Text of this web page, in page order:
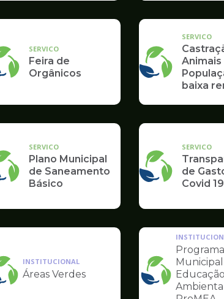
Eletrônicos, Óleo
SERVICO
Feira de
Orgânicos
SERVICO
Animais
baixa
SERVICO
Plano Municipal
de Saneamento
Básico
SERVICO
de
Covid 19
Ilustração
da
INSTITUCIONAL
Áreas Verdes
Ilustração
da
Programa
Educação